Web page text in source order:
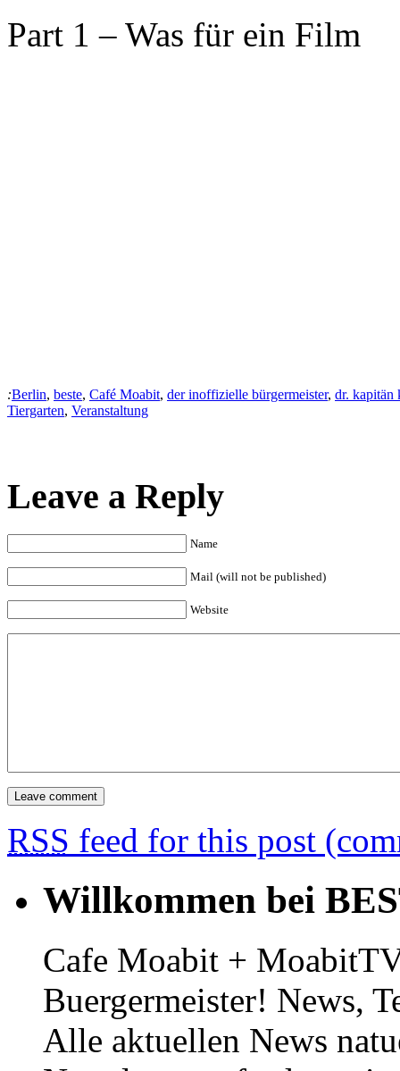
Part 1 – Was für ein Film
:Berlin, beste, Café Moabit, der inoffizielle bürgermeister, dr. kapitän
Tiergarten, Veranstaltung
Leave a Reply
Name
Mail (will not be published)
Website
RSS feed for this post
Willkommen bei
Cafe Moabit +
Buergermeister! News,
Alle aktuellen News